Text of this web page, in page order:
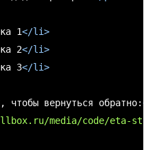
1</li>
2</li>
3</li>
чтобы вернуться обратно:</
media/code/eta-